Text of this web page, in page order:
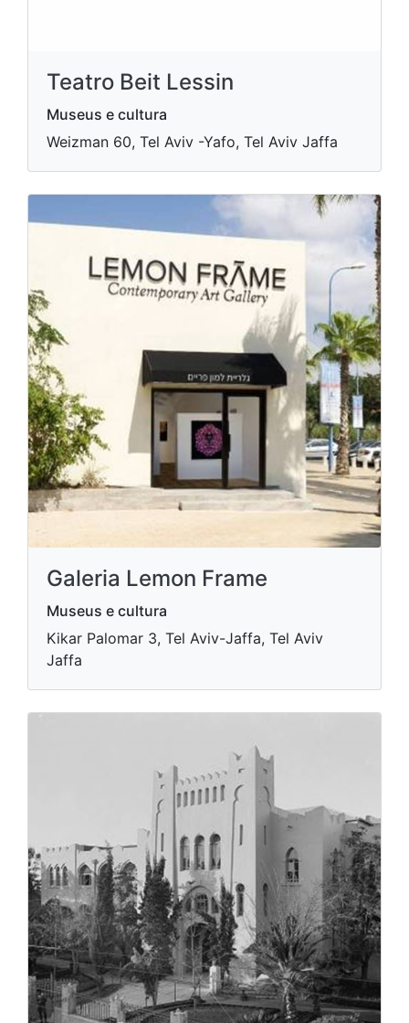
Teatro Beit Lessin
Museus e cultura
Weizman 60, Tel Aviv -Yafo, Tel Aviv Jaffa
Galeria Lemon Frame
Museus e cultura
Kikar Palomar 3, Tel Aviv-Jaffa, Tel Aviv
Jaffa